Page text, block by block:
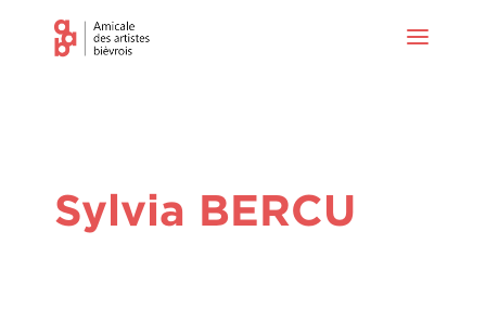
Sylvia BERCU